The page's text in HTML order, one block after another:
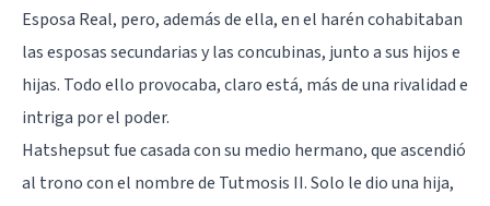
Esposa Real, pero, además de ella, en el harén cohabitaban
las esposas secundarias y las concubinas, junto a sus hijos e
hijas. Todo ello provocaba, claro está, más de una rivalidad e
intriga por el poder.
Hatshepsut fue casada con su medio hermano, que ascendió
al trono con el nombre de Tutmosis II. Solo le dio una hija,